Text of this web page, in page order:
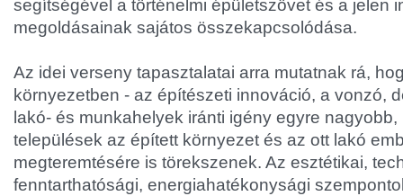
segítségével a történelmi épületszövet és a jelen
megoldásainak sajátos összekapcsolódása.
Az idei verseny tapasztalatai arra mutatnak rá,
környezetben - az építészeti innováció, a vonzó,
lakó- és munkahelyek iránti igény egyre
települések az épített környezet és az ott lakó
megteremtésére is törekszenek. Az esztétikai,
fenntarthatósági, energiahatékonysági